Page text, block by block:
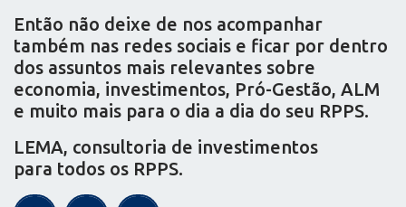
Então não deixe de nos acompanhar
também nas redes sociais e ficar por dentro
dos assuntos mais relevantes sobre
economia, investimentos, Pró-Gestão, ALM
e muito mais para o dia a dia do seu RPPS.
LEMA, consultoria de investimentos
para todos os RPPS.